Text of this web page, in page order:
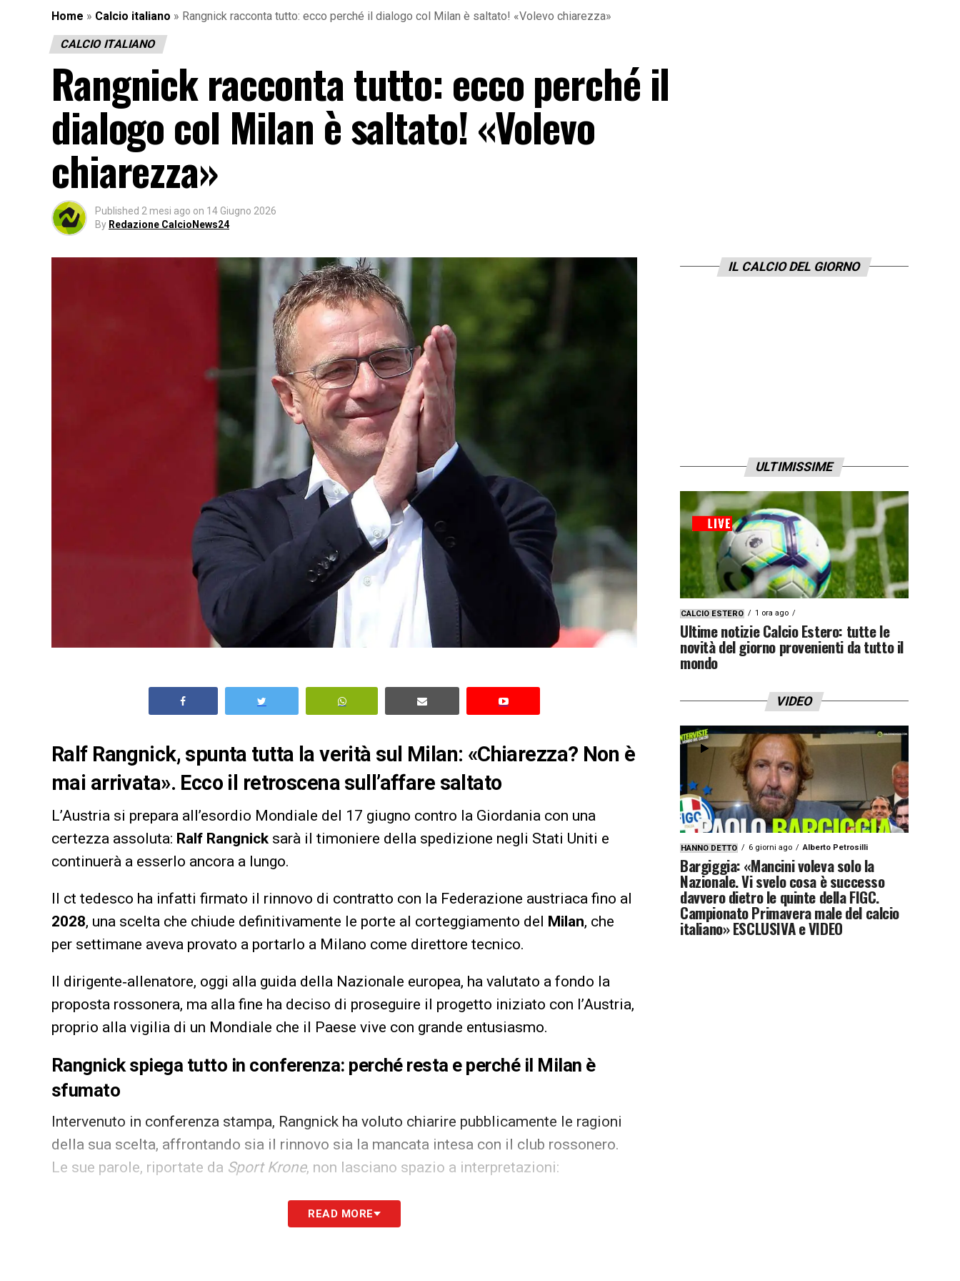
Home » Calcio italiano » Rangnick racconta tutto: ecco perché il dialogo col Milan è saltato! «Volevo chiarezza»
CALCIO ITALIANO
Rangnick racconta tutto: ecco perché il
dialogo col Milan è saltato! «Volevo
chiarezza»
Published 2 mesi ago on 14 Giugno 2026
By Redazione CalcioNews24
Ralf Rangnick, spunta tutta la verità sul Milan: «Chiarezza? Non è
mai arrivata». Ecco il retroscena sull’affare saltato
L’Austria si prepara all’esordio Mondiale del 17 giugno contro la Giordania con una
certezza assoluta: Ralf Rangnick sarà il timoniere della spedizione negli Stati Uniti e
continuerà a esserlo ancora a lungo.
Il ct tedesco ha infatti firmato il rinnovo di contratto con la Federazione austriaca fino al
2028, una scelta che chiude definitivamente le porte al corteggiamento del Milan, che
per settimane aveva provato a portarlo a Milano come direttore tecnico.
Il dirigente‑allenatore, oggi alla guida della Nazionale europea, ha valutato a fondo la
proposta rossonera, ma alla fine ha deciso di proseguire il progetto iniziato con l’Austria,
proprio alla vigilia di un Mondiale che il Paese vive con grande entusiasmo.
Rangnick spiega tutto in conferenza: perché resta e perché il Milan è
sfumato
Intervenuto in conferenza stampa, Rangnick ha voluto chiarire pubblicamente le ragioni
della sua scelta, affrontando sia il rinnovo sia la mancata intesa con il club rossonero.
Le sue parole, riportate da Sport Krone, non lasciano spazio a interpretazioni:
«Ho detto fin dall’inizio che il rinnovo è una decisione di principio in cui hanno influito
molti fattori. Tra questi anche la questione di chi, all’interno del mio staff tecnico,
READ MORE
IL CALCIO DEL GIORNO
ULTIMISSIME
CALCIO ESTERO 1 ora ago
Ultime notizie Calcio Estero: tutte le
novità del giorno provenienti da tutto il
mondo
VIDEO
HANNO DETTO 6 giorni ago Alberto Petrosilli
Bargiggia: «Mancini voleva solo la
Nazionale. Vi svelo cosa è successo
davvero dietro le quinte della FIGC.
Campionato Primavera male del calcio
italiano» ESCLUSIVA e VIDEO